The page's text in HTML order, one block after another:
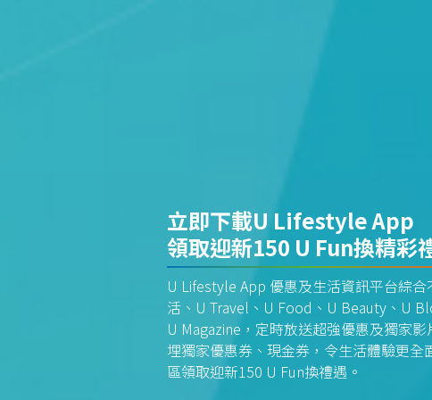
立即下載U Lifestyle App
領取迎新150 U Fun換精彩
U Lifestyle App 優惠及生活資訊平台綜
活、U Travel、U Food、U Beauty、U
U Magazine，定時放送超強優惠及獨家
埋獨家優惠券、現金券，令生活體驗更
區領取迎新150 U Fun換禮遇。